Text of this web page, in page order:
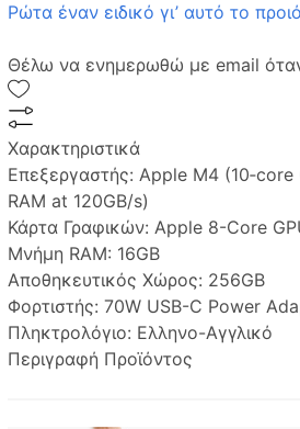
Ρώτα έναν ειδικό γι’ αυτό το
Θέλω να ενημερωθώ με email όταν
Χαρακτηριστικά
Επεξεργαστής: Apple M4 (10‑core
RAM at 120GB/s)
Κάρτα Γραφικών: Apple 8-Core
Μνήμη RAM: 16GB
Αποθηκευτικός Χώρος: 256GB
Φορτιστής: 70W USB-C Power
Πληκτρολόγιο: Ελληνο-Αγγλικό
Περιγραφή Προϊόντος